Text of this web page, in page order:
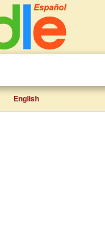
English